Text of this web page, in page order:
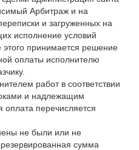
Арбитраж и на
и загруженных на
исполнение условий
принимается решение
оплаты исполнителю
работ в соответствии
и надлежащим
оплата перечисляется
не были или не
сумма